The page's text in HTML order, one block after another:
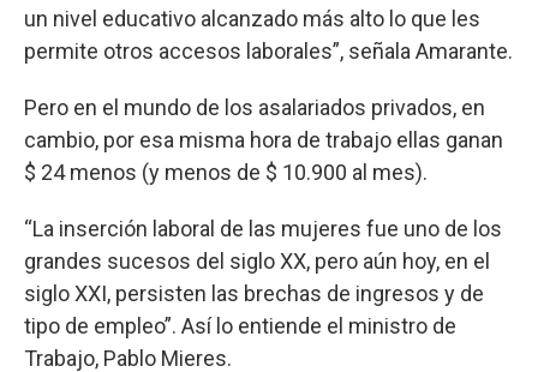
un nivel educativo alcanzado más alto lo que les
permite otros accesos laborales”, señala Amarante.
Pero en el mundo de los asalariados privados, en
cambio, por esa misma hora de trabajo ellas ganan
$ 24 menos (y menos de $ 10.900 al mes).
“La inserción laboral de las mujeres fue uno de los
grandes sucesos del siglo XX, pero aún hoy, en el
siglo XXI, persisten las brechas de ingresos y de
tipo de empleo”. Así lo entiende el ministro de
Trabajo, Pablo Mieres.